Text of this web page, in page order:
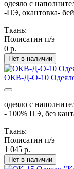
одеяло с
-ПЭ, окантовка-
Ткань:
Полисатин п/э
0 р.
Нет в наличии
ОКВ-Д-О-10 Одеяло
одеяло с
- 100% ПЭ, без
Ткань:
Полисатин п/э
1 045 р.
Нет в наличии